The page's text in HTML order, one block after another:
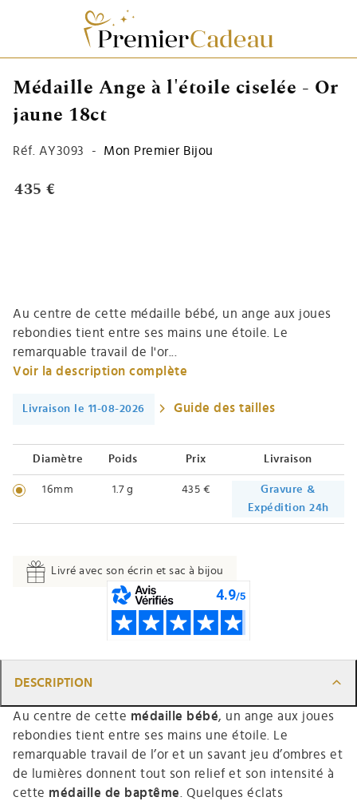
Médaille Ange à l'étoile ciselée - Or
jaune 18ct
Réf. AY3093 - Mon Premier Bijou
435 €
Au centre de cette médaille bébé, un ange aux joues
rebondies tient entre ses mains une étoile. Le
remarquable travail de l'or...
Voir la description complète
Livraison le 11-08-2026 Guide des tailles
Diamètre Poids Prix Livraison
16mm 1.7 g 435 €
Gravure &
Expédition 24h
Livré avec son écrin et sac à bijou
DESCRIPTION
Au centre de cette médaille bébé, un ange aux joues
rebondies tient entre ses mains une étoile. Le
remarquable travail de l’or et un savant jeu d’ombres et
de lumières donnent tout son relief et son intensité à
cette médaille de baptême . Quelques éclats